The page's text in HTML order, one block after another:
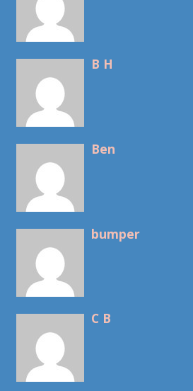
B H
Ben
bumper
C B